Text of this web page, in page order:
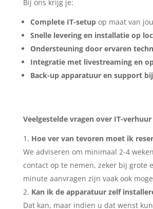
Bij ons krijg je:
Complete IT-setupop maat van
Snelle levering en installatie op
Ondersteuning door ervaren
Integratie met livestreaming en
Back-up apparatuur en support
Veelgestelde vragen over IT-
Hoe ver van tevoren moet ik
We adviseren om minimaal 2-4
contact op te nemen, zeker bij grote
minute aanvragen zijn vaak ook
Kan ik de apparatuur zelf
Dat kan, maar indien u dat wenst